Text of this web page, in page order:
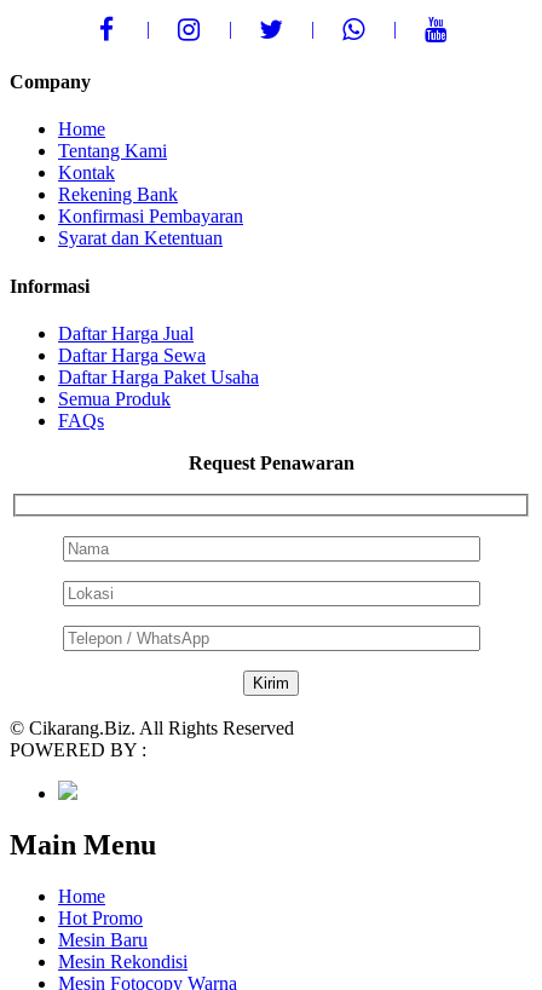
Company
Home
Tentang Kami
Kontak
Rekening Bank
Konfirmasi Pembayaran
Syarat dan Ketentuan
Informasi
Daftar Harga Jual
Daftar Harga Sewa
Daftar Harga Paket Usaha
Semua Produk
FAQs
Request Penawaran
© Cikarang.Biz. All Rights Reserved
POWERED BY :
Main Menu
Home
Hot Promo
Mesin Baru
Mesin Rekondisi
Mesin Fotocopy Warna